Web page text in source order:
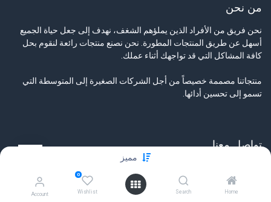
مميز
Home
Search
0
Wishlist
Account
من نحن
نحن فريق من الأفراد الذين يملؤهم الشغف، نهدف إلى جعل حياة الجميع
أسهل عن طريق المنتجات المطورة. نحن نصنع منتجات رائعة لنقوم بحل
كافة المشاكل التي قد تواجهك أثناء عملك.
منتجاتنا مصممة خصيصاً من أجل الشركات الصغيرة إلى المتوسطة التي
تسمو إلى تحسين أدائها.
تواصل معنا
info@tamyeezsecurity.com
+974 4488 4600